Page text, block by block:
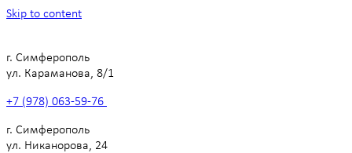
Skip to content
г. Симферополь
ул. Караманова, 8/1
+7 (978) 063-59-76
г. Симферополь
ул. Никанорова, 24